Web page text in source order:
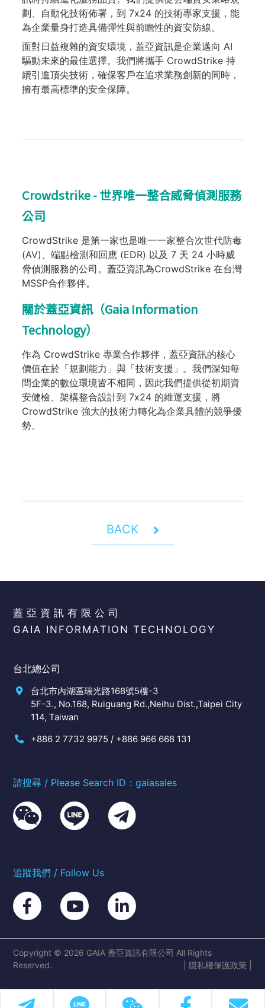
劃、自動化技術佈署，到 7x24 的技術專家支援，能
為企業量身打造具備彈性與前瞻性的資安防線。
面對日益複雜的資安環境，蓋亞資訊是企業邁向 AI
驅動未來的最佳選擇。我們將攜手 CrowdStrike 持
續引進頂尖技術，確保客戶在追求業務創新的同時，
擁有最高標準的安全保障。
Crowdstrike - 世界唯一整合威脅偵測服務
公司
CrowdStrike 是第一家也是唯一一家整合次世代防毒
(AV)、端點檢測和回應 (EDR) 以及 7 天 24 小時威
脅偵測服務的公司。蓋亞資訊為CrowdStrike 在台灣
MSSP合作夥伴。
關於蓋亞資訊（Gaia Information
Technology）
作為 CrowdStrike 專業合作夥伴，蓋亞資訊的核心
價值在於「規劃能力」與「技術支援」。我們深知每
間企業的數位環境皆不相同，因此我們提供從初期資
安健檢、架構整合設計到 7x24 的維運支援，將
CrowdStrike 強大的技術力轉化為企業具體的競爭優
勢。
BACK
蓋亞資訊有限公司
GAIA INFORMATION TECHNOLOGY
台北總公司
台北市內湖區瑞光路168號5樓-3
5F-3., No.168, Ruiguang Rd.,Neihu Dist.,Taipei City
114, Taiwan
+886 2 7732 9975 / +886 966 668 131
請搜尋 / Please Search ID：gaiasales
追蹤我們 / Follow Us
Copyright © 2026 GAIA 蓋亞資訊有限公司 All Rights
Reserved.
隱私權保護政策